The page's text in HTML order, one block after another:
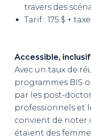
travers des
Tarif : 175 $ +
Accessible,
Avec un taux de
programmes BIS
par les post-
professionnels et
convient de noter
étaient des